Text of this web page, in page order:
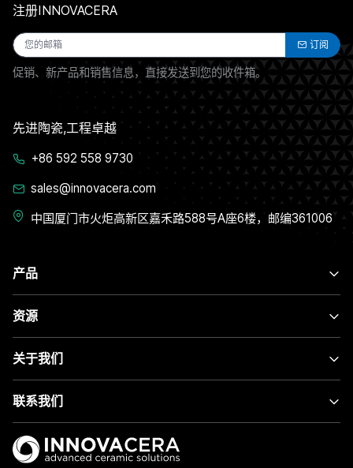
产品
资源
关于我们
联系我们
注册INNOVACERA
订阅
促销、新产品和销售信息，直接发送到您的收件箱。
先进陶瓷,工程卓越
+86 592 558 9730
sales@innovacera.com
中国厦门市火炬高新区嘉禾路588号A座6楼，邮编361006